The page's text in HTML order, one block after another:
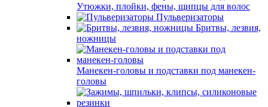
Утюжки, плойки, фены, щипцы для волос
Пульверизаторы
Бритвы, лезвия,
ножницы
Манекен-головы и подставки под манекен-
головы